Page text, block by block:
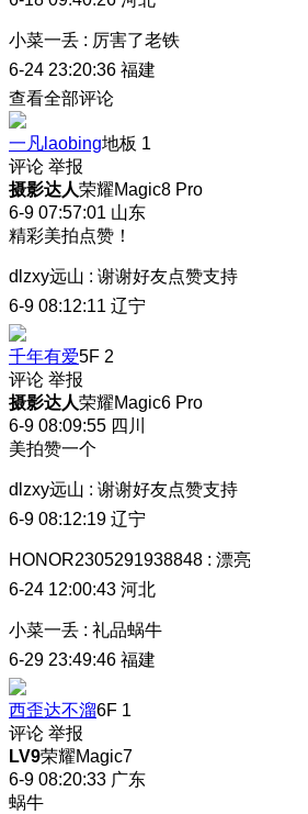
小菜一丢 : 厉害了老铁
6-24 23:20:36 福建
查看全部评论
一凡laobing地板 1
评论 举报
摄影达人荣耀Magic8 Pro
6-9 07:57:01 山东
精彩美拍点赞！
dlzxy远山 : 谢谢好友点赞支持
6-9 08:12:11 辽宁
千年有爱5F 2
评论 举报
摄影达人荣耀Magic6 Pro
6-9 08:09:55 四川
美拍赞一个
dlzxy远山 : 谢谢好友点赞支持
6-9 08:12:19 辽宁
HONOR2305291938848 : 漂亮
6-24 12:00:43 河北
小菜一丢 : 礼品蜗牛
6-29 23:49:46 福建
西歪达不溜6F 1
评论 举报
LV9荣耀Magic7
6-9 08:20:33 广东
蜗牛